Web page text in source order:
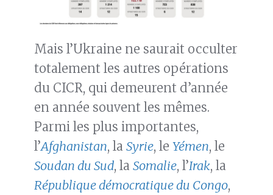
Mais l’Ukraine ne saurait occulter
totalement les autres opérations
du CICR, qui demeurent d’année
en année souvent les mêmes.
Parmi les plus importantes,
l’Afghanistan, la Syrie, le Yémen, le
Soudan du Sud, la Somalie, l’Irak, la
République démocratique du Congo,